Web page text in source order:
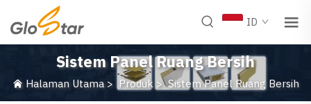
ID
Sistem Panel Ruang Bersih
Halaman Utama> Produk >Sistem Panel Ruang Bersih